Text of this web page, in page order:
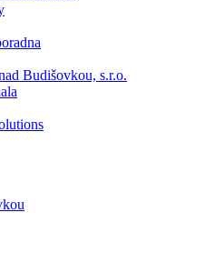
Budišovkou, s.r.o.